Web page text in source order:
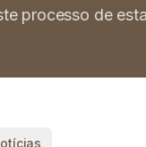
processo de